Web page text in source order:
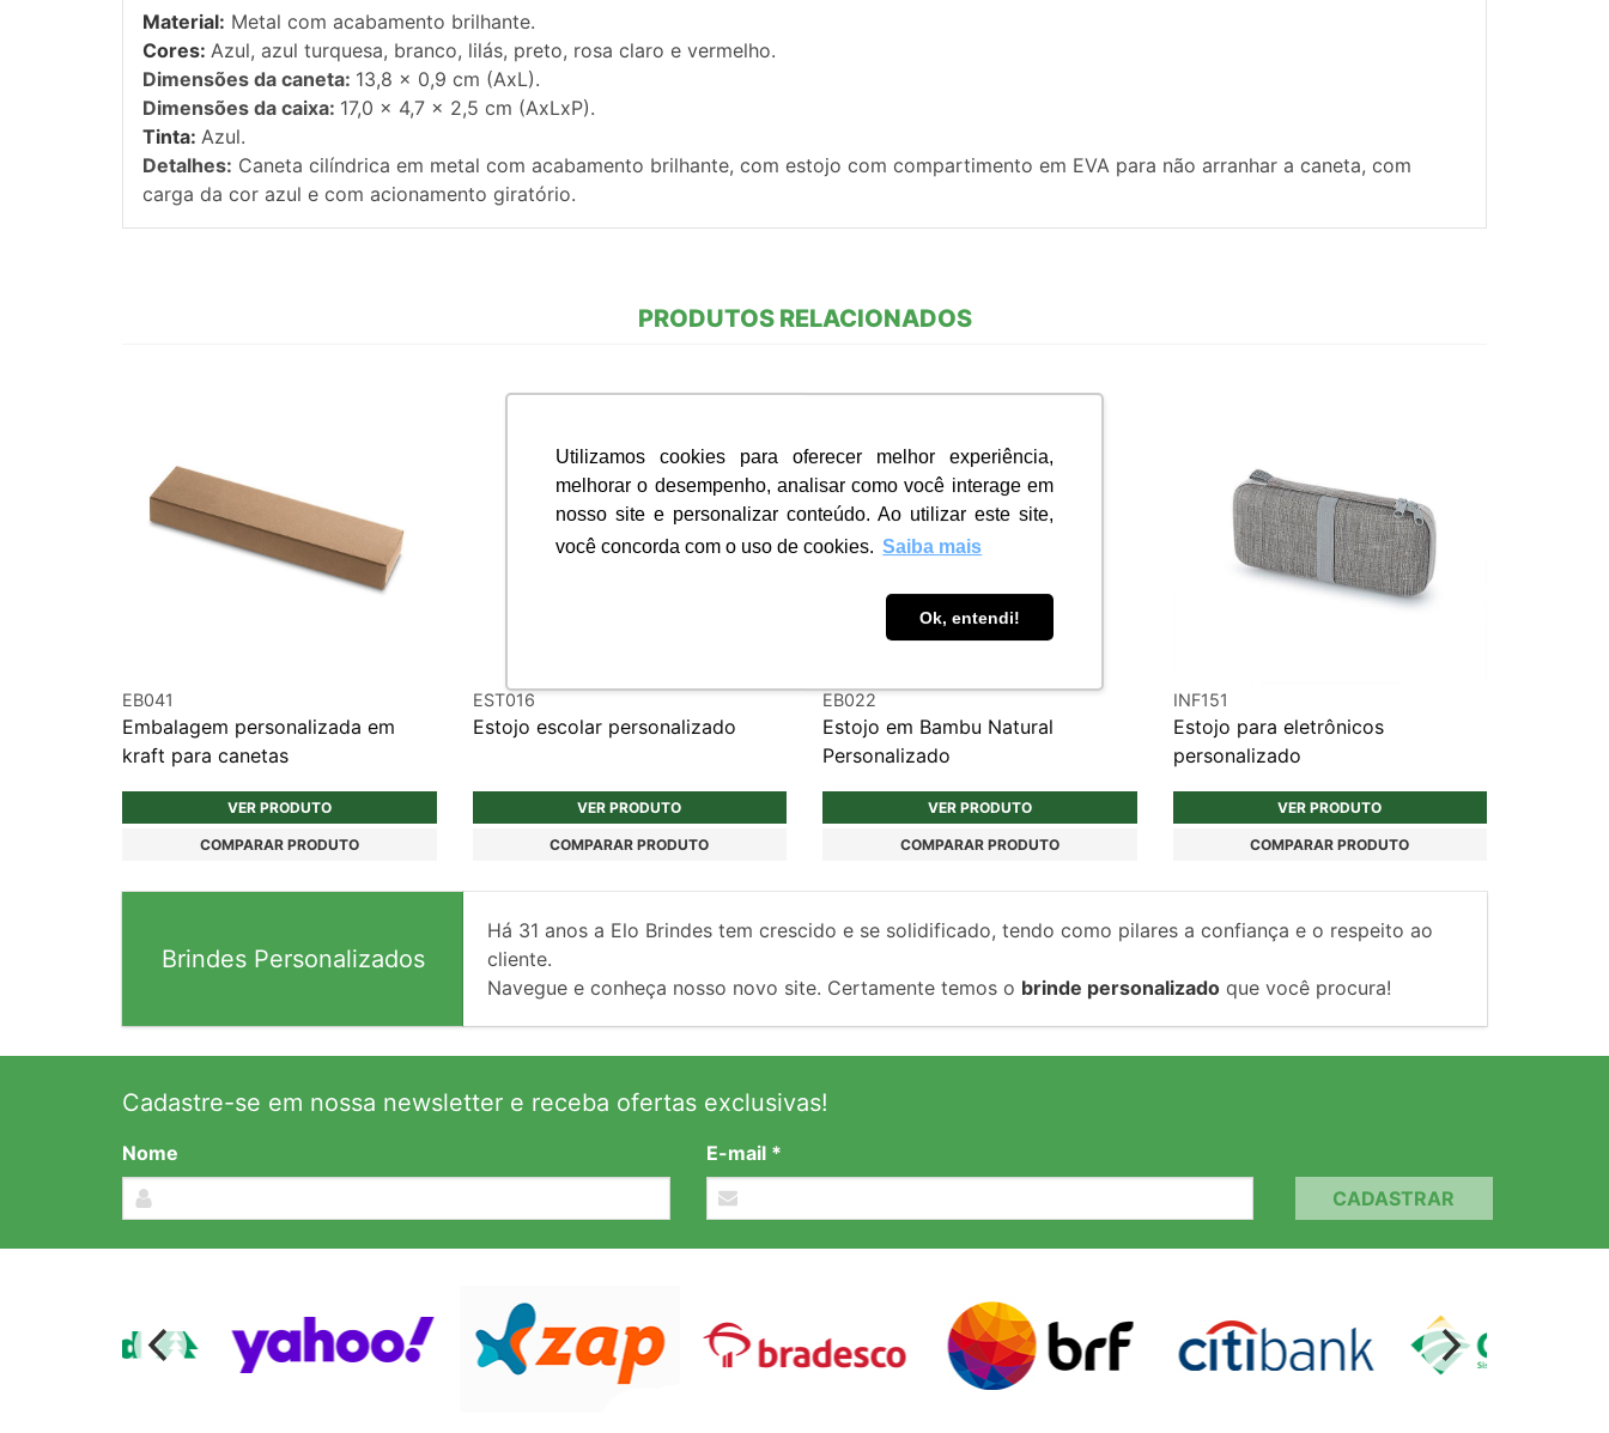
Utilizamos cookies para oferecer melhor experiência,
melhorar o desempenho, analisar como você interage em
nosso site e personalizar conteúdo. Ao utilizar este site,
você concorda com o uso de cookies. Saiba mais
Ok, entendi!
Material: Metal com acabamento brilhante.
Cores: Azul, azul turquesa, branco, lilás, preto, rosa claro e vermelho.
Dimensões da caneta: 13,8 x 0,9 cm (AxL).
Dimensões da caixa: 17,0 x 4,7 x 2,5 cm (AxLxP).
Tinta: Azul.
Detalhes: Caneta cilíndrica em metal com acabamento brilhante, com estojo com compartimento em EVA para não arranhar a caneta, com
carga da cor azul e com acionamento giratório.
PRODUTOS RELACIONADOS
EB041
Embalagem personalizada em
kraft para canetas
VER PRODUTO
COMPARAR PRODUTO
EST016
Estojo escolar personalizado
VER PRODUTO
COMPARAR PRODUTO
EB022
Estojo em Bambu Natural
Personalizado
VER PRODUTO
COMPARAR PRODUTO
INF151
Estojo para eletrônicos
personalizado
VER PRODUTO
COMPARAR PRODUTO
Brindes Personalizados
Há 31 anos a Elo Brindes tem crescido e se solidificado, tendo como pilares a confiança e o respeito ao
cliente.
Navegue e conheça nosso novo site. Certamente temos o brinde personalizado que você procura!
Cadastre-se em nossa newsletter e receba ofertas exclusivas!
Nome
E-mail *
CADASTRAR